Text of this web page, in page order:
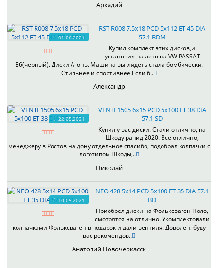
Аркадий
01.06.2021
RST R008 7.5x18 PCD 5x112 ET 45 DIA
57.1 BDM
Купил комплект этих дисков,и
установил на лето на VW PASSAT
B6(чёрный). Диски Агонь. Машина выглядеть стала бомбически.
Стильнее и спортивнее.Если б..
Александр
22.05.2021
VENTI 1505 6x15 PCD 5x100 ET 38 DIA
57.1 SD
Купил у вас диски. Стали отлично, на
Шкоду рапид 2020. Все отлично,
менеджеру в Ростов на дону отдельное спасибо, подобрал колпачки с
логотипом Шкоды,..
Николай
10.05.2021
NEO 428 5x14 PCD 5x100 ET 35 DIA 57.1
BD
Приобрел диски на Фольксваген Поло,
смотрятся на отлично. Укомплектовали
колпачками Фольксваген в подарок и дали вентиля. Доволен, буду
вас рекомендов..
Анатолий Новочеркасск